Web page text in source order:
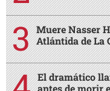
Muere Nasser
Atlántida de La
El dramático
antes de morir